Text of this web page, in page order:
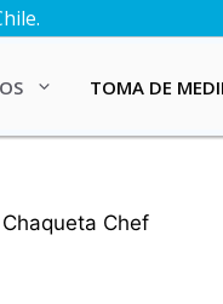
TOMA DE
Chef